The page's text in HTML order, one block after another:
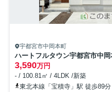
宇都宮市中岡本町
ハートフルタウン宇都宮市中
3,590万円
- / 100.81㎡ / 4LDK /新築
東北本線「宝積寺」駅 徒歩89分